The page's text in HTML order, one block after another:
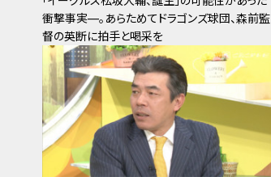
衝撃事実―。あらためてドラゴンズ球団、森前監
督の英断に拍手と喝采を